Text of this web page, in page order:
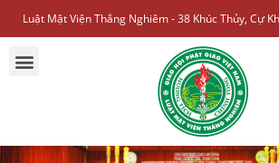
Luật Mật Viện Thắng Nghiêm - 38 Khúc Thủy, Cự